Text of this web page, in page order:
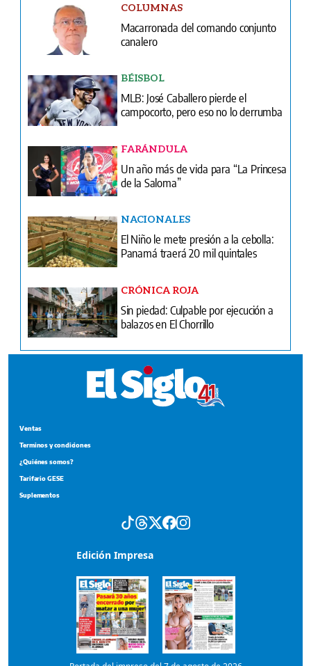
COLUMNAS
Macarronada del comando conjunto
canalero
BÉISBOL
MLB: José Caballero pierde el
campocorto, pero eso no lo derrumba
FARÁNDULA
Un año más de vida para “La Princesa
de la Saloma”
NACIONALES
El Niño le mete presión a la cebolla:
Panamá traerá 20 mil quintales
CRÓNICA ROJA
Sin piedad: Culpable por ejecución a
balazos en El Chorrillo
Ventas
Terminos y condiciones
¿Quiénes somos?
Tarifario GESE
Suplementos
Edición Impresa